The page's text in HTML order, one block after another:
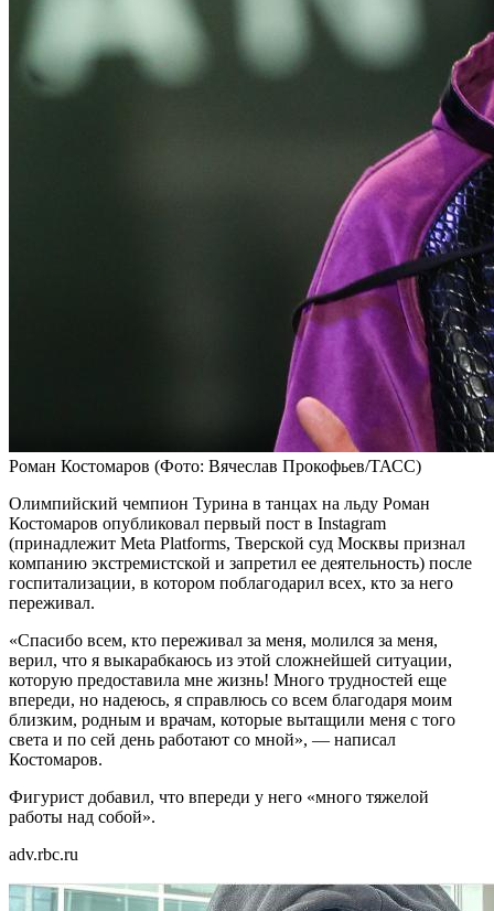
Роман Костомаров (Фото: Вячеслав Прокофьев/ТАСС)
Олимпийский чемпион Турина в танцах на льду Роман
Костомаров опубликовал первый пост в Instagram
(принадлежит Meta Platforms, Тверской суд Москвы признал
компанию экстремистской и запретил ее деятельность) после
госпитализации, в котором поблагодарил всех, кто за него
переживал.
«Спасибо всем, кто переживал за меня, молился за меня,
верил, что я выкарабкаюсь из этой сложнейшей ситуации,
которую предоставила мне жизнь! Много трудностей еще
впереди, но надеюсь, я справлюсь со всем благодаря моим
близким, родным и врачам, которые вытащили меня с того
света и по сей день работают со мной», — написал
Костомаров.
Фигурист добавил, что впереди у него «много тяжелой
работы над собой».
adv.rbc.ru